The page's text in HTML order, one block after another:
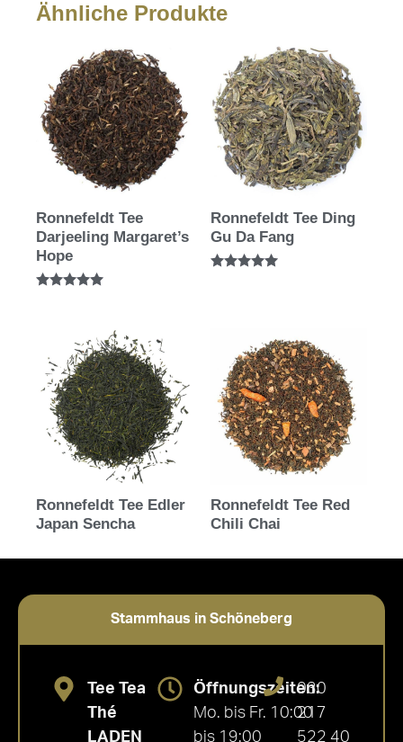
Ähnliche Produkte
Ronnefeldt Tee
Darjeeling Margaret’s
Hope
Ronnefeldt Tee Ding
Gu Da Fang
Ronnefeldt Tee Edler
Japan Sencha
Ronnefeldt Tee Red
Chili Chai
Stammhaus in Schöneberg
Tee Tea
Thé
LADEN
Öffnungszeiten:
Mo. bis Fr. 10:00
bis 19:00
030
217
522 40